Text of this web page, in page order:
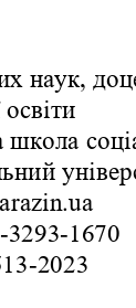
наук,
1670
2023